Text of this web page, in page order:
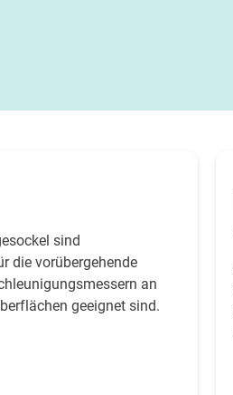
sind
die vorübergehende
an
geeignet sind.